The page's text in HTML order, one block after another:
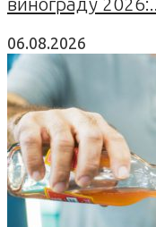
06.08.2026